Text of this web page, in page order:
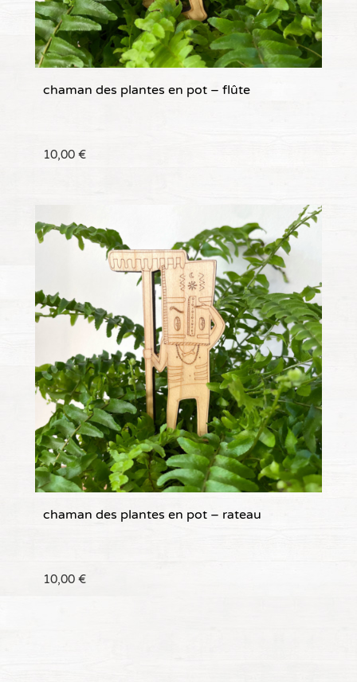
chaman des plantes en pot – flûte
10,00 €
chaman des plantes en pot – rateau
10,00 €